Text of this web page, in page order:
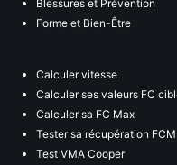
Blessures et Prévention
Forme et Bien-Être
Calculer vitesse
Calculer ses valeurs FC
Calculer sa FC Max
Tester sa récupération FCM
Test VMA Cooper